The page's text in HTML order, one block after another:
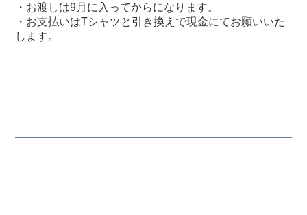
・お渡しは9月に入ってからになります。
・お支払いはTシャツと引き換えで現金にてお願いいた
します。